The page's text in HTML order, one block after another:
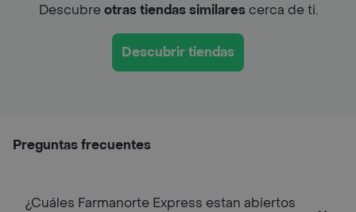
Descubreotras tiendas similarescerca de ti.
Descubrir tiendas
Preguntas frecuentes
¿Cuáles Farmanorte Express estan abiertos